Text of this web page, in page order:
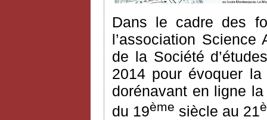
Dans le cadre des
l’association
de la Société
2014 pour évoquer
dorénavant en ligne
du 19ème siècle au 21